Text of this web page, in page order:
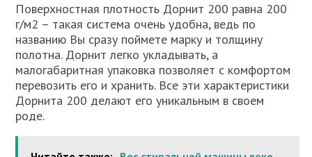
Поверхностная плотность Дорнит 200 равна 200
г/м2 – такая система очень удобна, ведь по
названию Вы сразу поймете марку и толщину
полотна. Дорнит легко укладывать, а
малогабаритная упаковка позволяет с комфортом
перевозить его и хранить. Все эти характеристики
Дорнита 200 делают его уникальным в своем
роде.